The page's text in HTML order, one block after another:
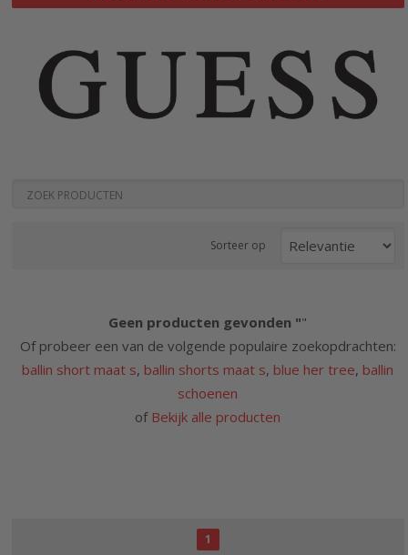
Sorteer op
Geen producten gevonden ""
Of probeer een van de volgende populaire zoekopdrachten:
ballin short maat s, ballin shorts maat s, blue her tree, ballin
schoenen
of Bekijk alle producten
1